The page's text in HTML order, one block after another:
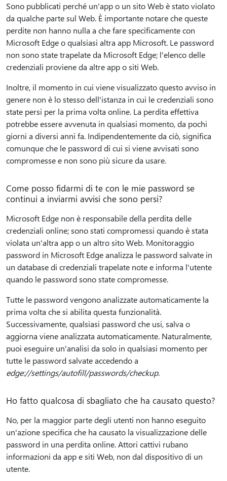
Sono pubblicati perché un'app o un sito Web è stato violato
da qualche parte sul Web. È importante notare che queste
perdite non hanno nulla a che fare specificamente con
Microsoft Edge o qualsiasi altra app Microsoft. Le password
non sono state trapelate da Microsoft Edge; l'elenco delle
credenziali proviene da altre app o siti Web.
Inoltre, il momento in cui viene visualizzato questo avviso in
genere non è lo stesso dell'istanza in cui le credenziali sono
state persi per la prima volta online. La perdita effettiva
potrebbe essere avvenuta in qualsiasi momento, da pochi
giorni a diversi anni fa. Indipendentemente da ciò, significa
comunque che le password di cui si viene avvisati sono
compromesse e non sono più sicure da usare.
Come posso fidarmi di te con le mie password se
continui a inviarmi avvisi che sono persi?
Microsoft Edge non è responsabile della perdita delle
credenziali online; sono stati compromessi quando è stata
violata un'altra app o un altro sito Web. Monitoraggio
password in Microsoft Edge analizza le password salvate in
un database di credenziali trapelate note e informa l'utente
quando le password sono state compromesse.
Tutte le password vengono analizzate automaticamente la
prima volta che si abilita questa funzionalità.
Successivamente, qualsiasi password che usi, salva o
aggiorna viene analizzata automaticamente. Naturalmente,
puoi eseguire un'analisi da solo in qualsiasi momento per
tutte le password salvate accedendo a
edge://settings/autofill/passwords/checkup.
Ho fatto qualcosa di sbagliato che ha causato questo?
No, per la maggior parte degli utenti non hanno eseguito
un'azione specifica che ha causato la visualizzazione delle
password in una perdita online. Attori cattivi rubano
informazioni da app e siti Web, non dal dispositivo di un
utente.